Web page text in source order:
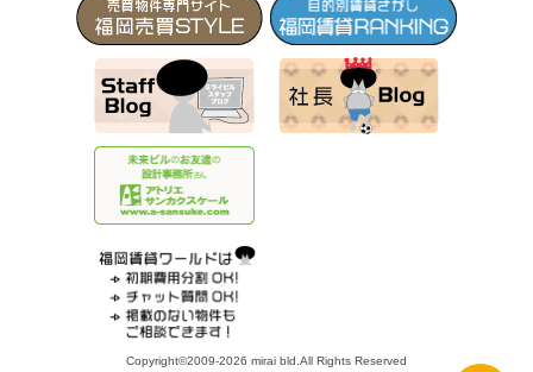
Copyright©2009-2026 mirai bld.All Rights Reserved